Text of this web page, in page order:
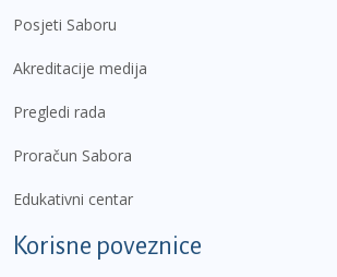
Posjeti Saboru
Akreditacije medija
Pregledi rada
Proračun Sabora
Edukativni centar
Korisne poveznice